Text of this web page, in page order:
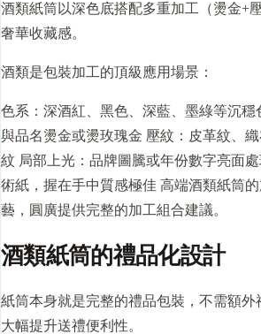
酒類紙筒以深色底搭配多重加工（燙金+
奢華收藏感。
酒類是包裝加工的頂級應用場景：
色系：深酒紅、黑色、深藍、墨綠等沉穩
與品名燙金或燙玫瑰金 壓紋：皮革紋、
紋 局部上光：品牌圖騰或年份數字亮面
術紙，握在手中質感極佳 高端酒類紙筒
藝，圓廣提供完整的加工組合建議。
酒類紙筒的禮品化設計
紙筒本身就是完整的禮品包裝，不需額外
大幅提升送禮便利性。